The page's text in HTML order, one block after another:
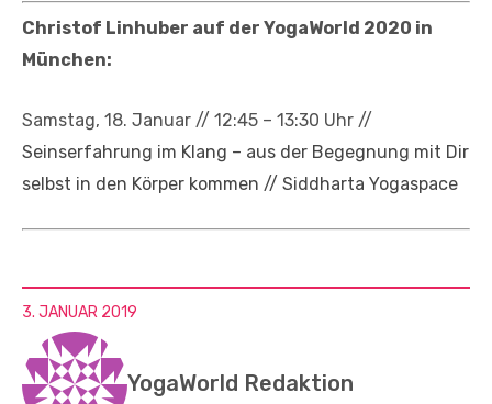
Christof Linhuber auf der YogaWorld 2020 in
München:
Samstag, 18. Januar // 12:45 – 13:30 Uhr //
Seinserfahrung im Klang – aus der Begegnung mit Dir
selbst in den Körper kommen // Siddharta Yogaspace
3. JANUAR 2019
YogaWorld Redaktion